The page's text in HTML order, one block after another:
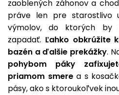
zaoblených záhonov a
práve len pre starostlivo
výmolov, do ktorých by
zapadať. Ľahko obkrúžite
bazén a ďalšie prekážky.
pohybom páky
priamom smerea s
pásy, ako s ktoroukoľvek